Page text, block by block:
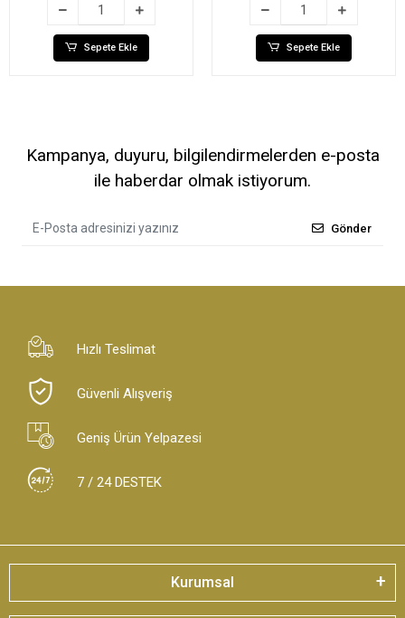
Sepete Ekle Sepete Ekle
Kampanya, duyuru, bilgilendirmelerden e-posta
ile haberdar olmak istiyorum.
Gönder
Hızlı Teslimat
Güvenli Alışveriş
Geniş Ürün Yelpazesi
7 / 24 DESTEK
Kurumsal